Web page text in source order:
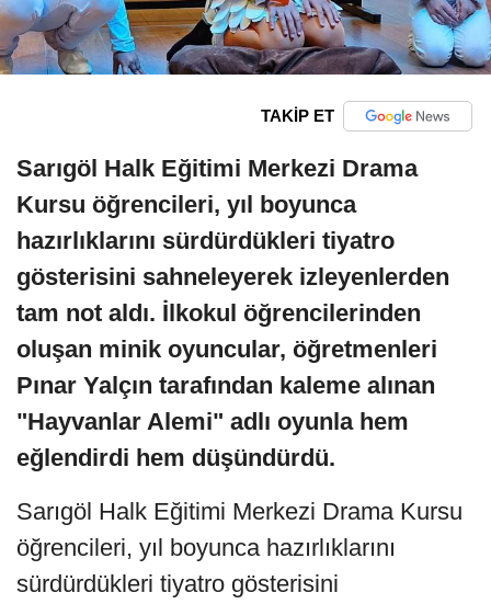
TAKİP ET
Sarıgöl Halk Eğitimi Merkezi Drama
Kursu öğrencileri, yıl boyunca
hazırlıklarını sürdürdükleri tiyatro
gösterisini sahneleyerek izleyenlerden
tam not aldı. İlkokul öğrencilerinden
oluşan minik oyuncular, öğretmenleri
Pınar Yalçın tarafından kaleme alınan
"Hayvanlar Alemi" adlı oyunla hem
eğlendirdi hem düşündürdü.
Sarıgöl Halk Eğitimi Merkezi Drama Kursu
öğrencileri, yıl boyunca hazırlıklarını
sürdürdükleri tiyatro gösterisini